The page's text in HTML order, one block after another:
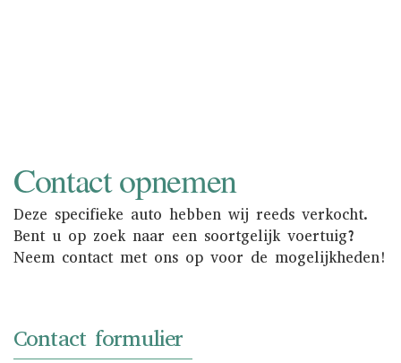
Contact opnemen
Deze specifieke auto hebben wij reeds verkocht.
Bent u op zoek naar een soortgelijk voertuig?
Neem contact met ons op voor de mogelijkheden!
Contact formulier